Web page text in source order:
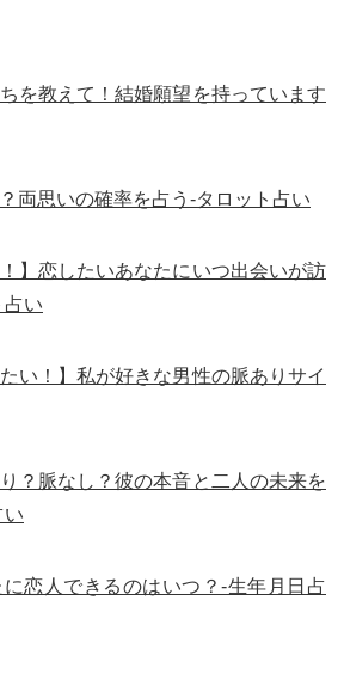
を教えて！結婚願望を持っています
両思いの確率を占う-タロット占い
】恋したいあなたにいつ出会いが訪
占い
い！】私が好きな男性の脈ありサイ
？脈なし？彼の本音と二人の未来を
い
恋人できるのはいつ？-生年月日占